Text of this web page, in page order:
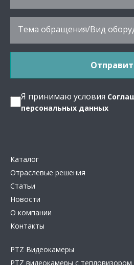
Я принимаю условия
персональных данных
Каталог
Отраслевые решения
Статьи
Новости
О компании
Контакты
PTZ Видеокамеры
PTZ видеокамеры с тепловизором